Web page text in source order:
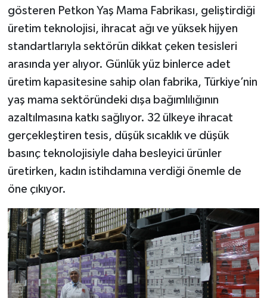
gösteren Petkon Yaş Mama Fabrikası, geliştirdiği
üretim teknolojisi, ihracat ağı ve yüksek hijyen
standartlarıyla sektörün dikkat çeken tesisleri
arasında yer alıyor. Günlük yüz binlerce adet
üretim kapasitesine sahip olan fabrika, Türkiye’nin
yaş mama sektöründeki dışa bağımlılığının
azaltılmasına katkı sağlıyor. 32 ülkeye ihracat
gerçekleştiren tesis, düşük sıcaklık ve düşük
basınç teknolojisiyle daha besleyici ürünler
üretirken, kadın istihdamına verdiği önemle de
öne çıkıyor.